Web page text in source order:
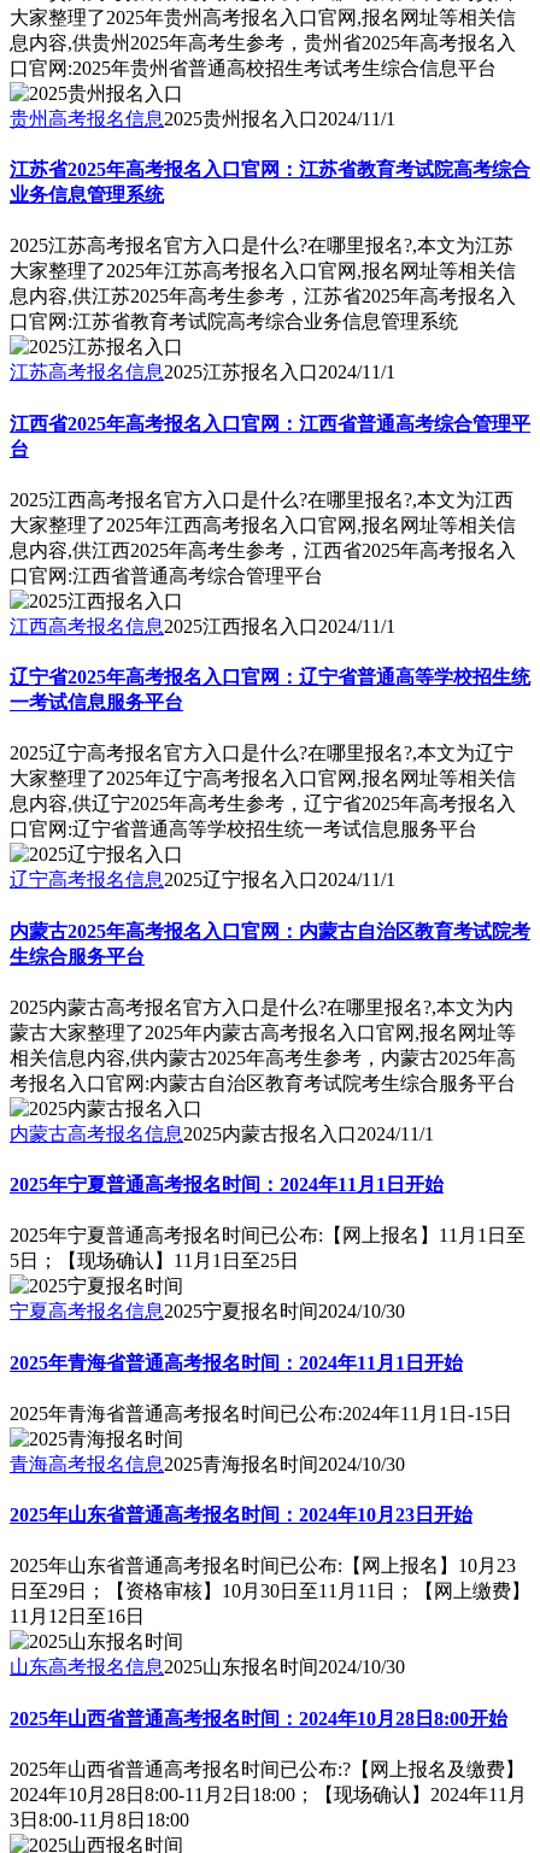
大家整理了2025年贵州高考报名入口官网,报名网址等相关信
息内容,供贵州2025年高考生参考，贵州省2025年高考报名入
口官网:2025年贵州省普通高校招生考试考生综合信息平台
贵州高考报名信息2025贵州报名入口2024/11/1
江苏省2025年高考报名入口官网：江苏省教育考试院高考综合
业务信息管理系统
2025江苏高考报名官方入口是什么?在哪里报名?,本文为江苏
大家整理了2025年江苏高考报名入口官网,报名网址等相关信
息内容,供江苏2025年高考生参考，江苏省2025年高考报名入
口官网:江苏省教育考试院高考综合业务信息管理系统
江苏高考报名信息2025江苏报名入口2024/11/1
江西省2025年高考报名入口官网：江西省普通高考综合管理平
台
2025江西高考报名官方入口是什么?在哪里报名?,本文为江西
大家整理了2025年江西高考报名入口官网,报名网址等相关信
息内容,供江西2025年高考生参考，江西省2025年高考报名入
口官网:江西省普通高考综合管理平台
江西高考报名信息2025江西报名入口2024/11/1
辽宁省2025年高考报名入口官网：辽宁省普通高等学校招生统
一考试信息服务平台
2025辽宁高考报名官方入口是什么?在哪里报名?,本文为辽宁
大家整理了2025年辽宁高考报名入口官网,报名网址等相关信
息内容,供辽宁2025年高考生参考，辽宁省2025年高考报名入
口官网:辽宁省普通高等学校招生统一考试信息服务平台
辽宁高考报名信息2025辽宁报名入口2024/11/1
内蒙古2025年高考报名入口官网：内蒙古自治区教育考试院考
生综合服务平台
2025内蒙古高考报名官方入口是什么?在哪里报名?,本文为内
蒙古大家整理了2025年内蒙古高考报名入口官网,报名网址等
相关信息内容,供内蒙古2025年高考生参考，内蒙古2025年高
考报名入口官网:内蒙古自治区教育考试院考生综合服务平台
内蒙古高考报名信息2025内蒙古报名入口2024/11/1
2025年宁夏普通高考报名时间：2024年11月1日开始
2025年宁夏普通高考报名时间已公布:【网上报名】11月1日至
5日；【现场确认】11月1日至25日
宁夏高考报名信息2025宁夏报名时间2024/10/30
2025年青海省普通高考报名时间：2024年11月1日开始
2025年青海省普通高考报名时间已公布:2024年11月1日-15日
青海高考报名信息2025青海报名时间2024/10/30
2025年山东省普通高考报名时间：2024年10月23日开始
2025年山东省普通高考报名时间已公布:【网上报名】10月23
日至29日；【资格审核】10月30日至11月11日；【网上缴费】
11月12日至16日
山东高考报名信息2025山东报名时间2024/10/30
2025年山西省普通高考报名时间：2024年10月28日8:00开始
2025年山西省普通高考报名时间已公布:?【网上报名及缴费】
2024年10月28日8:00-11月2日18:00；【现场确认】2024年11月
3日8:00-11月8日18:00